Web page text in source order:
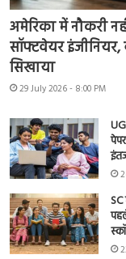
अमेरिका में नौकरी
सॉफ्टवेयर
सिखाया
29 July 2026 - 8:00 PM